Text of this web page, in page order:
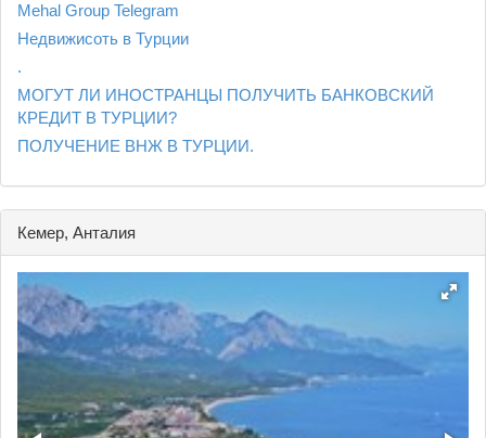
Mehal Group Telegram
Недвижисоть в Турции
.
МОГУТ ЛИ ИНОСТРАНЦЫ ПОЛУЧИТЬ БАНКОВСКИЙ
КРЕДИТ В ТУРЦИИ?
ПОЛУЧЕНИЕ ВНЖ В ТУРЦИИ.
Кемер, Анталия